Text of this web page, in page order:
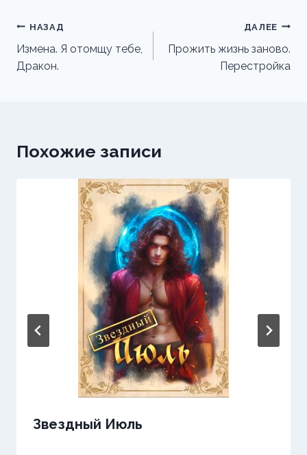
Навигация
по
записям
НАЗАД
Измена. Я отомщу тебе,
Дракон.
ДАЛЕЕ
Прожить жизнь заново.
Перестройка
Похожие записи
Звездный Июль